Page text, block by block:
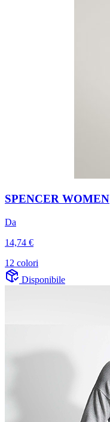
SPENCER WOMEN
Da
14,74 €
12 colori
Disponibile